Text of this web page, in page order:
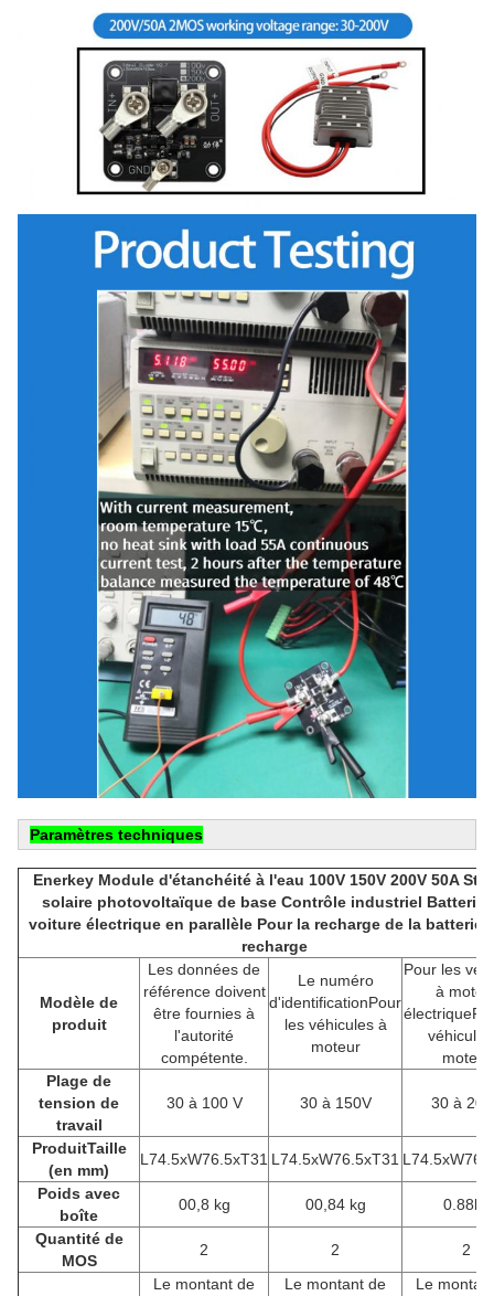
Paramètres techniques
Enerkey Module d'étanchéité à l'eau 100V 150V 200V 50A
solaire photovoltaïque de base Contrôle industriel Batterie
voiture électrique en parallèle Pour la recharge de la batterie
recharge
Modèle de
produit
Les données de
référence doivent
être fournies à
l'autorité
compétente.
Le numéro
d'identificationPour
les véhicules à
moteur
Pour les
à
électrique
moteur
Plage de
tension de
travail
30 à 100 V 30 à 150V 30 à 20
ProduitTaille
(en mm)
L74.5xW76.5xT31 L74.5xW76.5xT31
Poids avec
boîte
00,8 kg 00,84 kg
0.88kg
Quantité de
MOS
2 2 2
Le montant de
Le montant de
Le